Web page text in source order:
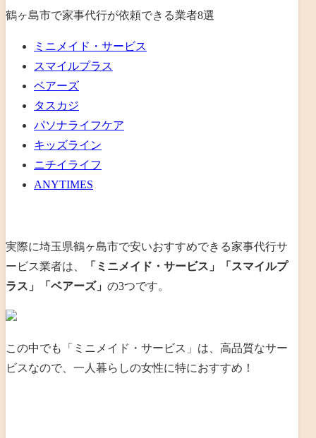
鶴ヶ島市で家事代行が依頼できる業者8選
ミニメイド・サービス
スマイルプラス
ベアーズ
タスカジ
パソナライフケア
キッズライン
ニチイライフ
ANYTIMES
実際に埼玉県鶴ヶ島市で安いおすすめできる家事代行サ
ービス業者は、
「ミニメイド・サービス」「スマイルプ
ラス」「ベアーズ」 の3つです。
この中でも「ミニメイド・サービス」は、 高品質なサー
ビスなので、一人暮らしの女性に特におすすめ！